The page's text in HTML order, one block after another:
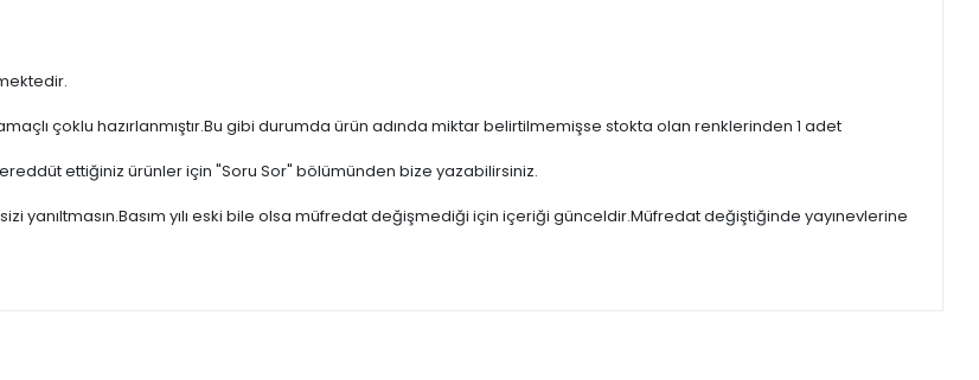
çoklu hazırlanmıştır.Bu gibi durumda ürün adında miktar belirtilmemişse stokta olan renklerinden 1 adet
ettiğiniz ürünler için "Soru Sor" bölümünden bize yazabilirsiniz.
yılı eski bile olsa müfredat değişmediği için içeriği günceldir.Müfredat değiştiğinde yayınevlerine